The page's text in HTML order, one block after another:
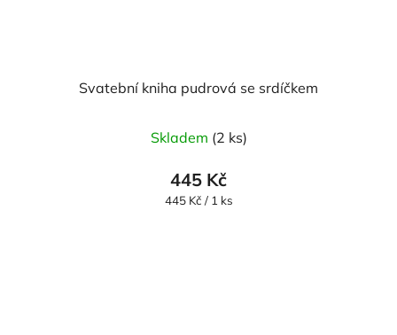
Svatební kniha pudrová se srdíčkem
Skladem (2 ks)
445 Kč
Měrná
445 Kč / 1 ks